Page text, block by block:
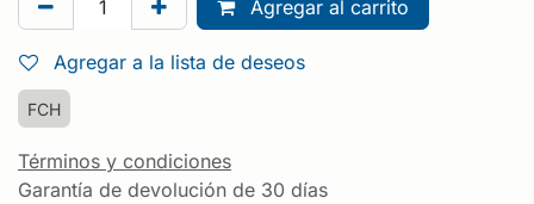
Agregar al carrito
Agregar a la lista de deseos
FCH
Términos y condiciones
Garantía de devolución de 30 días